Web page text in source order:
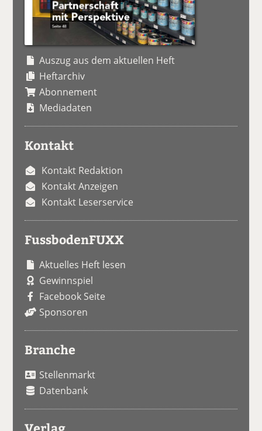
Auszug aus dem aktuellen Heft
Heftarchiv
Abonnement
Mediadaten
Kontakt
Kontakt Redaktion
Kontakt Anzeigen
Kontakt Leserservice
FussbodenFUXX
Aktuelles Heft lesen
Gewinnspiel
Facebook Seite
Sponsoren
Branche
Stellenmarkt
Datenbank